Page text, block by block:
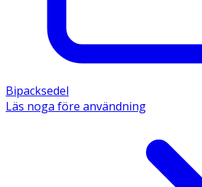
Bipacksedel
Läs noga före användning